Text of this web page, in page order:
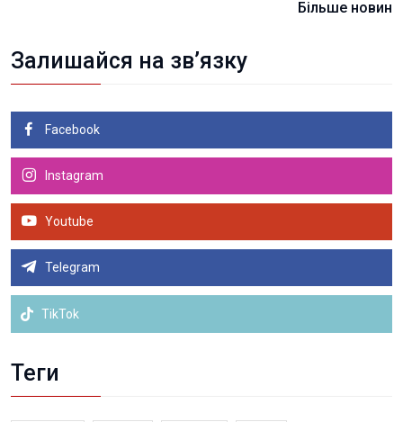
Більше новин
Залишайся на зв’язку
Facebook
Instagram
Youtube
Telegram
TikTok
Теги